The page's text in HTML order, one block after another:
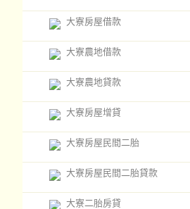
大寮房屋借款
大寮農地借款
大寮農地貸款
大寮房屋增貸
大寮房屋民間二胎
大寮房屋民間二胎貸款
大寮二胎房貸